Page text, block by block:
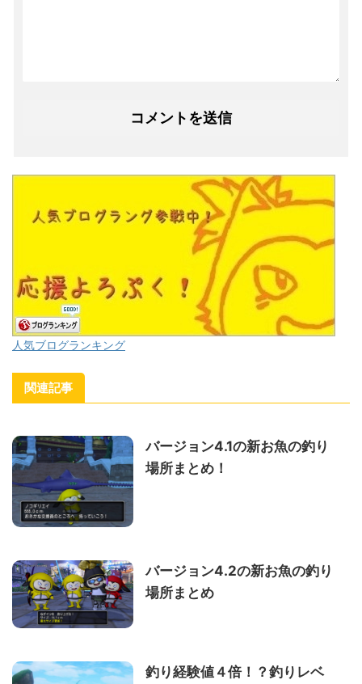
人気ブログランキング
関連記事
バージョン4.1の新お魚の釣り
場所まとめ！
バージョン4.2の新お魚の釣り
場所まとめ
釣り経験値４倍！？釣りレベ